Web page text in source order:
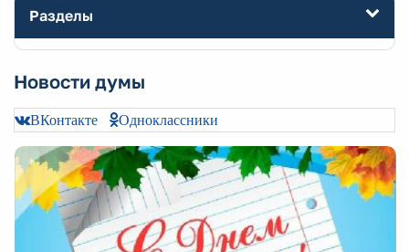
Разделы
Новости думы
ВКонтакте Одноклассники